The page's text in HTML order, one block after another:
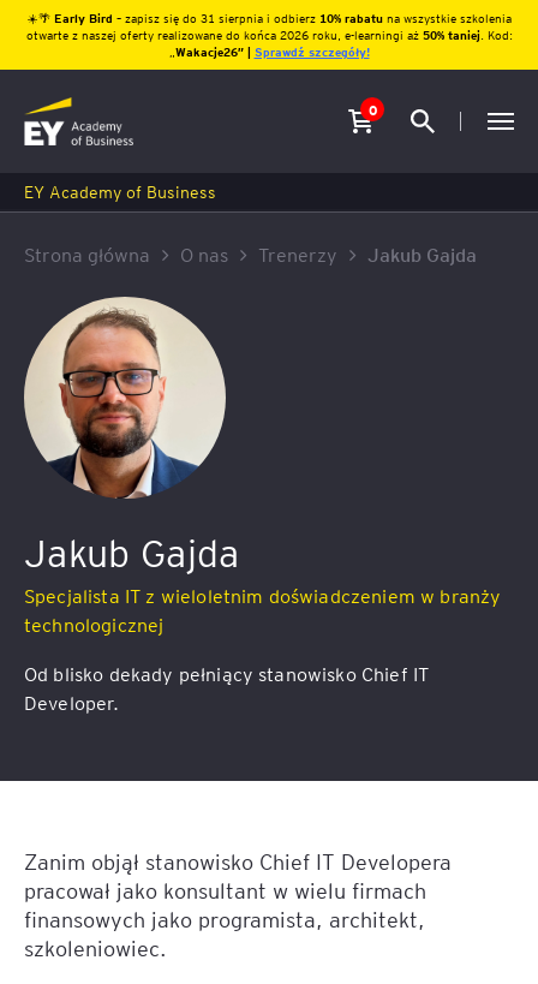
☀️🌴 Early Bird – zapisz się do 31 sierpnia i odbierz10% rabatu na wszystkie szkolenia
otwarte z naszej oferty realizowane do końca 2026 roku, e-learningi aż 50% taniej. Kod:
Wakacje26″ | Sprawdź szczegóły!
0
EY Academy of Business
Strona główna O nas Trenerzy Jakub Gajda
Jakub Gajda
Specjalista IT z wieloletnim doświadczeniem w branży
technologicznej
Od blisko dekady pełniący stanowisko Chief IT
Developer.
Zanim objął stanowisko Chief IT Developera
pracował jako konsultant w wielu firmach
finansowych jako programista, architekt,
szkoleniowiec.